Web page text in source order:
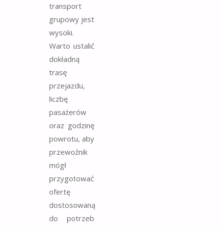
transport
grupowy jest
wysoki.
Warto ustalić
dokładną
trasę
przejazdu,
liczbę
pasażerów
oraz godzinę
powrotu, aby
przewoźnik
mógł
przygotować
ofertę
dostosowaną
do potrzeb